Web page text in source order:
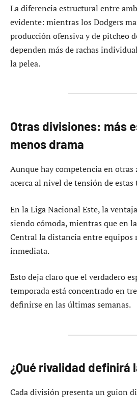
La diferencia estructural entre
evidente: mientras los Dodgers
producción ofensiva y de pitcheo
dependen más de rachas
la pelea.
Otras divisiones: más
menos drama
Aunque hay competencia en otras
acerca al nivel de tensión de
En la Liga Nacional Este, la
siendo cómoda, mientras que en
Central la distancia entre equipos
inmediata.
Esto deja claro que el verdadero
temporada está concentrado en
definirse en las últimas semanas.
¿Qué rivalidad definirá
Cada división presenta un guion